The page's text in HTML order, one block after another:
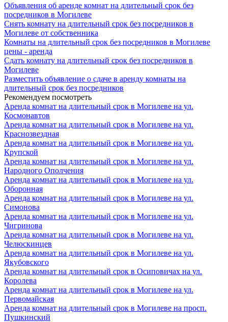
Объявления об аренде комнат на длительный срок без
посредников в Могилеве
Снять комнату на длительный срок без посредников в
Могилеве от собственника
Комнаты на длительный срок без посредников в Могилеве
цены - аренда
Сдать комнату на длительный срок без посредников в
Могилеве
Разместить объявление о сдаче в аренду комнаты на
длительный срок без посредников
Рекомендуем посмотреть
Аренда комнат на длительный срок в Могилеве на ул.
Космонавтов
Аренда комнат на длительный срок в Могилеве на ул.
Краснозвездная
Аренда комнат на длительный срок в Могилеве на ул.
Крупской
Аренда комнат на длительный срок в Могилеве на ул.
Народного Ополчения
Аренда комнат на длительный срок в Могилеве на ул.
Оборонная
Аренда комнат на длительный срок в Могилеве на ул.
Симонова
Аренда комнат на длительный срок в Могилеве на ул.
Чигринова
Аренда комнат на длительный срок в Могилеве на ул.
Челюскинцев
Аренда комнат на длительный срок в Могилеве на ул.
Якубовского
Аренда комнат на длительный срок в Осиповичах на ул.
Королева
Аренда комнат на длительный срок в Могилеве на ул.
Первомайская
Аренда комнат на длительный срок в Могилеве на просп.
Пушкинский